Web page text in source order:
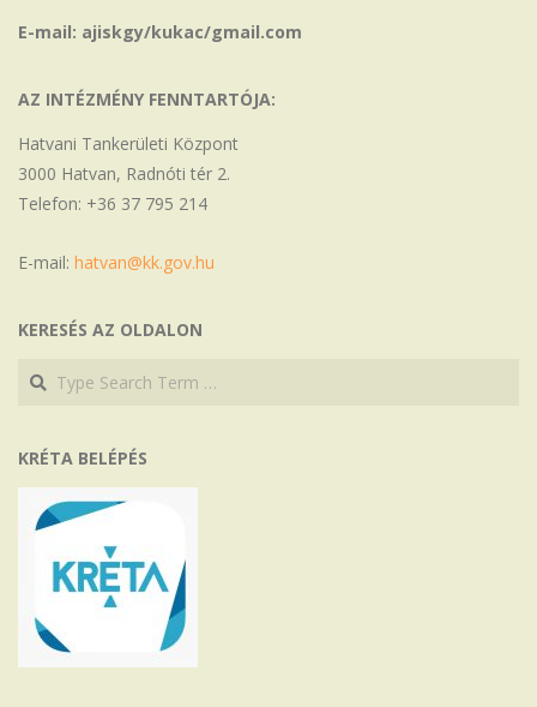
E-mail: ajiskgy/kukac/gmail.com
AZ INTÉZMÉNY FENNTARTÓJA:
Hatvani Tankerületi Központ
3000 Hatvan, Radnóti tér 2.
Telefon: +36 37 795 214
E-mail: hatvan@kk.gov.hu
KERESÉS AZ OLDALON
Search
Search
KRÉTA BELÉPÉS